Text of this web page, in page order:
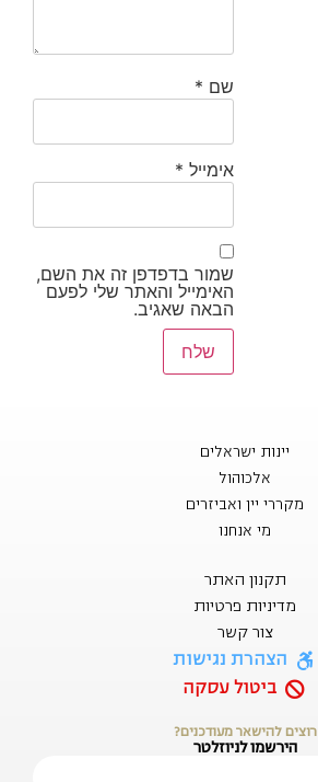
שם *
אימייל *
שמור בדפדפן זה את השם,
האימייל והאתר שלי לפעם
הבאה שאגיב.
יינות ישראלים
אלכוהול
מקררי יין ואביזרים
מי אנחנו
תקנון האתר
מדיניות פרטיות
צור קשר
הצהרת נגישות
ביטול עסקה
רוצים להישאר מעודכנים?
הירשמו לניוזלטר